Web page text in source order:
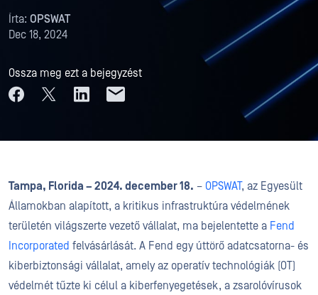
Írta: OPSWAT
Dec 18, 2024
Ossza meg ezt a bejegyzést
Tampa, Florida – 2024. december 18. – OPSWAT, az Egyesült
Államokban alapított, a kritikus infrastruktúra védelmének
területén világszerte vezető vállalat, ma bejelentette a Fend
Incorporated felvásárlását. A Fend egy úttörő adatcsatorna- és
kiberbiztonsági vállalat, amely az operatív technológiák (OT)
védelmét tűzte ki célul a kiberfenyegetések, a zsarolóvírusok